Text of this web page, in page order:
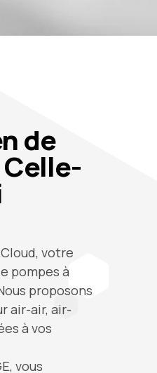
de
Celle-
votre
pompes à
proposons
air-air, air-
à vos
vous